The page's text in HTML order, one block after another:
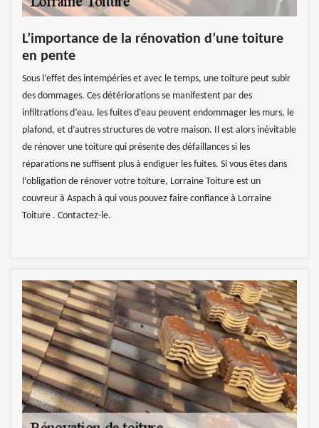
L’importance de la rénovation d’une toiture
en pente
Sous l’effet des intempéries et avec le temps, une toiture peut subir
des dommages. Ces détériorations se manifestent par des
infiltrations d’eau. les fuites d’eau peuvent endommager les murs, le
plafond, et d’autres structures de votre maison. Il est alors inévitable
de rénover une toiture qui présente des défaillances si les
réparations ne suffisent plus à endiguer les fuites. Si vous êtes dans
l’obligation de rénover votre toiture, Lorraine Toiture est un
couvreur à Aspach à qui vous pouvez faire confiance à Lorraine
Toiture . Contactez-le.